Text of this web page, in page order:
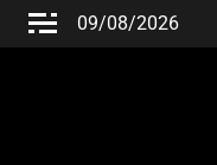
09/08/2026